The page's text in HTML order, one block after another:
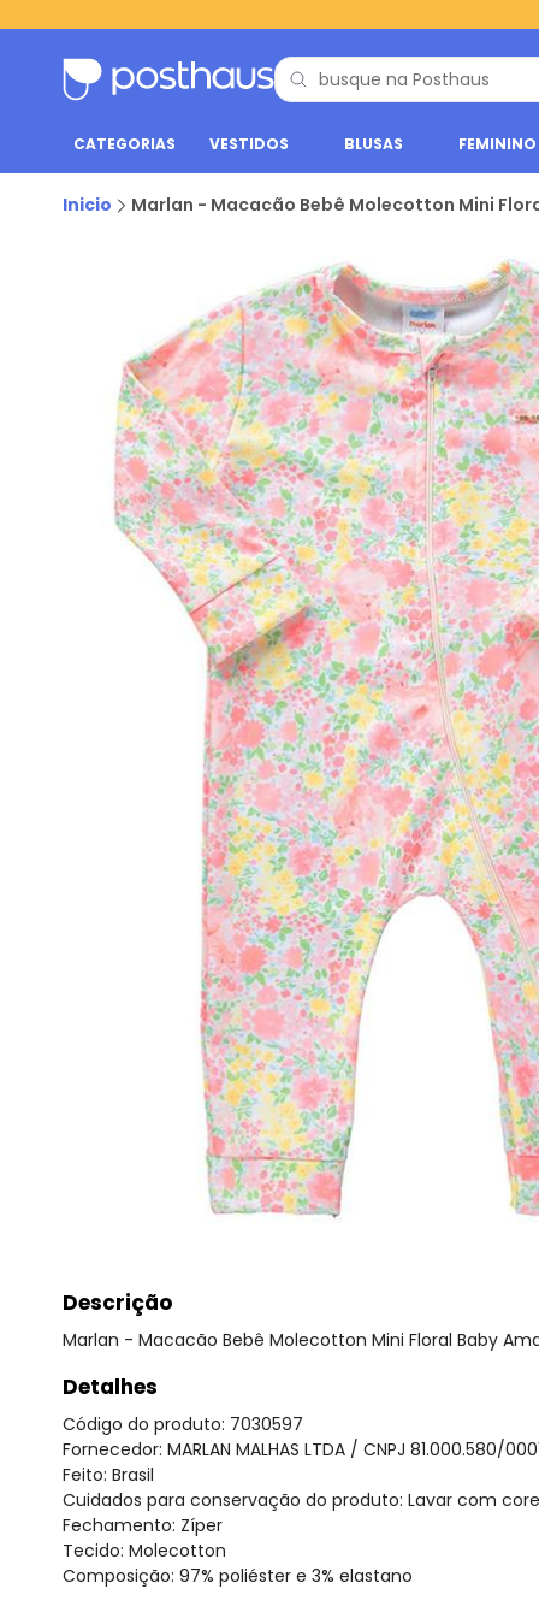
CATEGORIAS VESTIDOS BLUSAS FEMININO
Inicio Marlan - Macacão Bebê Molecotton Mini
Descrição
Marlan - Macacão Bebê Molecotton Mini Floral Baby
Detalhes
Código do produto: 7030597
Fornecedor: MARLAN MALHAS LTDA / CNPJ 81.000.580/
Feito: Brasil
Cuidados para conservação do produto: Lavar com
Fechamento: Zíper
Tecido: Molecotton
Composição: 97% poliéster e 3% elastano